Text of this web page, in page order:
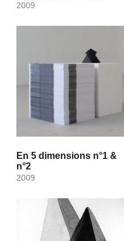
2009
En 5 dimensions n°1 &
n°2
2009